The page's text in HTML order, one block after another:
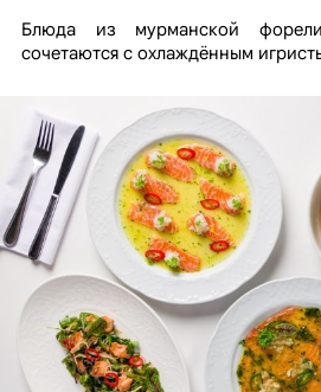
Блюда из мурманской
сочетаются с охлаждённым